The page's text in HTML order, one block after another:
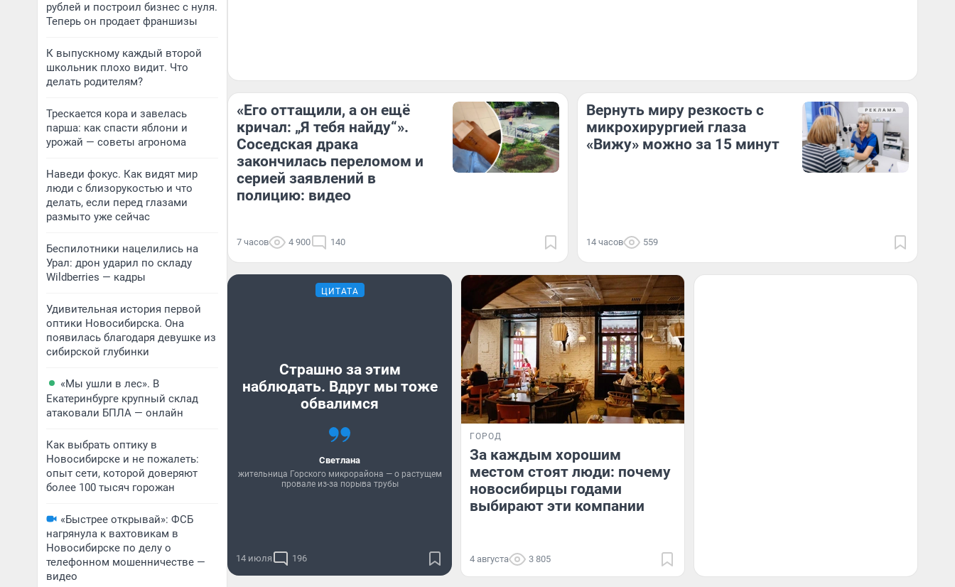
рублей и построил бизнес с нуля.
Теперь он продает франшизы
К выпускному каждый второй
школьник плохо видит. Что
делать родителям?
Трескается кора и завелась
парша: как спасти яблони и
урожай — советы агронома
Наведи фокус. Как видят мир
люди с близорукостью и что
делать, если перед глазами
размыто уже сейчас
Беспилотники нацелились на
Урал: дрон ударил по складу
Wildberries — кадры
Удивительная история первой
оптики Новосибирска. Она
появилась благодаря девушке из
сибирской глубинки
«Мы ушли в лес». В
Екатеринбурге крупный склад
атаковали БПЛА — онлайн
Как выбрать оптику в
Новосибирске и не пожалеть:
опыт сети, которой доверяют
более 100 тысяч горожан
«Быстрее открывай»: ФСБ
нагрянула к вахтовикам в
Новосибирске по делу о
телефонном мошенничестве —
видео
«Его оттащили, а он ещё
кричал: „Я тебя найду“».
Соседская драка
закончилась переломом и
серией заявлений в
полицию: видео
7 часов 4 900 140
Вернуть миру резкость с
микрохирургией глаза
«Вижу» можно за 15 минут
14 часов 559
ЦИТАТА
Страшно за этим
наблюдать. Вдруг мы тоже
обвалимся
Светлана
жительница Горского микрорайона — о растущем
провале из-за порыва трубы
14 июля 196
ГОРОД
За каждым хорошим
местом стоят люди: почему
новосибирцы годами
выбирают эти компании
4 августа 3 805